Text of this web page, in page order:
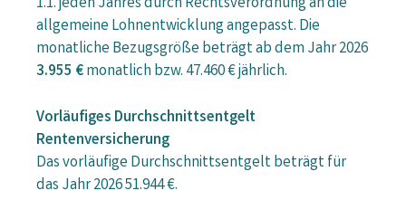
allgemeine Lohnentwicklung angepasst. Die
monatliche Bezugsgröße beträgt ab dem Jahr 2026
3.955 €monatlich bzw. 47.460 € jährlich.
Vorläufiges Durchschnittsentgelt
Rentenversicherung
Das vorläufige Durchschnittsentgelt beträgt für
das Jahr 2026 51.944 €.